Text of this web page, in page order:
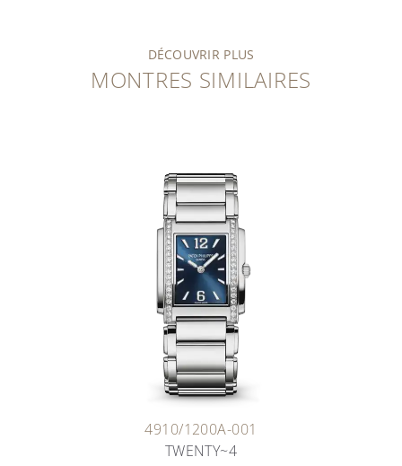
DÉCOUVRIR PLUS
MONTRES SIMILAIRES
4910/1200A-001
TWENTY~4